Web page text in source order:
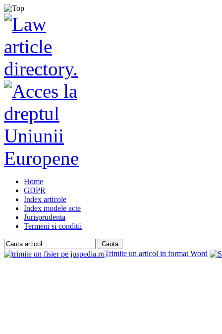
Home
GDPR
Index articole
Index modele acte
Jurisprudenta
Termeni si conditii
Trimite un articol in format Word